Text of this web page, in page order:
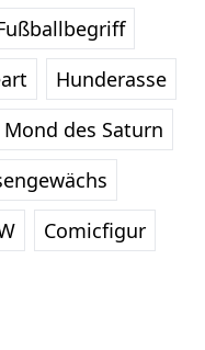
Hunderasse
Mond des Saturn
Comicfigur